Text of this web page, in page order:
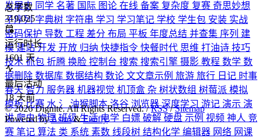
发展史 同学 名著 国际 图论 在线 备案 复杂度 复赛 奇思妙想
子序列字典树 字符串 学习 学习笔记 学校 学生包 安装 实战
密码保护 导数 工程 差分 布局 平板 年度总结 并查集 序列 建
模建站开发 开放 归纳 快捷指令 快餐时代 思维 打油诗 技巧
技术 抓包 折腾 换脸 控制台 搜索 搜索引擎 摄影 教程 数学 数
据删除 数据库 数据结构 数论 文文章示例 旅游 旅行 日记 时事
春天智力 服务器 机器视觉 机顶盒 杂 树状数组 树莓派 模拟
模板比赛 水氵油猴脚本洛谷 浏览器深度学习 游记 演示 演
讲爬虫物理班级生活电学 白嫖 破解 硬盘 示例 视频 神人 竞
赛 笔记 算法 类 系统 素数 线段树 结构化学 编辑器 网络 网课
总字数
319,025
运行时长
1601 天
最后活动
18 天前
©2026Dignite. All Rights Reserved. /RSS/Sitemap
Powered byAstro&Firefly